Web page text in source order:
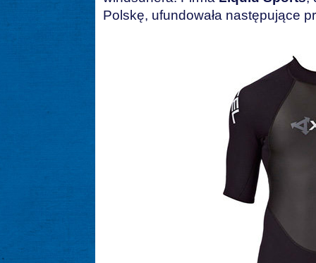
Polskę, ufundowała następujące